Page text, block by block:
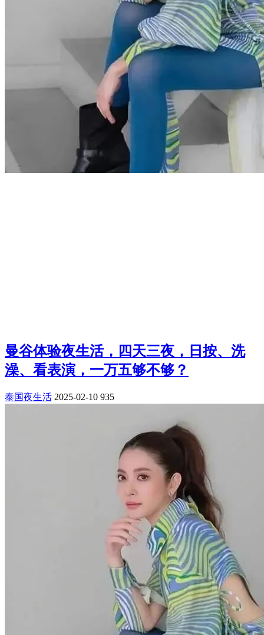
曼谷体验夜生活，四天三夜，日按、洗
澡、看表演，一万五够不够？
泰国夜生活 2025-02-10 935